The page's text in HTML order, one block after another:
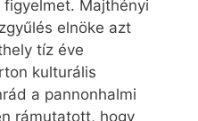
Majthényi
elnöke azt
tíz éve
kulturális
a pannonhalmi
rámutatott, hogy